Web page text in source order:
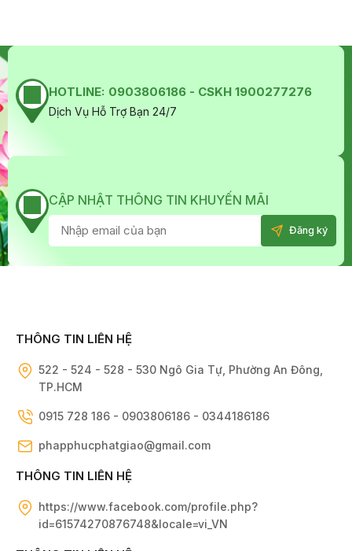
HOTLINE: 0903806186 - CSKH 1900277276
Dịch Vụ Hỗ Trợ Bạn 24/7
CẬP NHẬT THÔNG TIN KHUYẾN MÃI
THÔNG TIN LIÊN HỆ
522 - 524 - 528 - 530 Ngô Gia Tự, Phường An Đông,
TP.HCM
0915 728 186 - 0903806186 - 0344186186
phapphucphatgiao@gmail.com
THÔNG TIN LIÊN HỆ
https://www.facebook.com/profile.php?
id=61574270876748&locale=vi_VN